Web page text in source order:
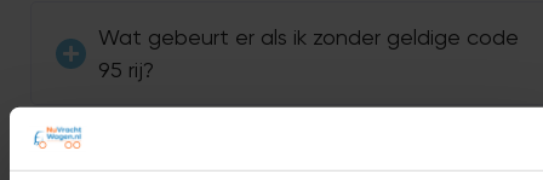
Wat gebeurt er als ik zonder geldige code
95 rij?
Kan ik een vrijstelling aanvragen voor